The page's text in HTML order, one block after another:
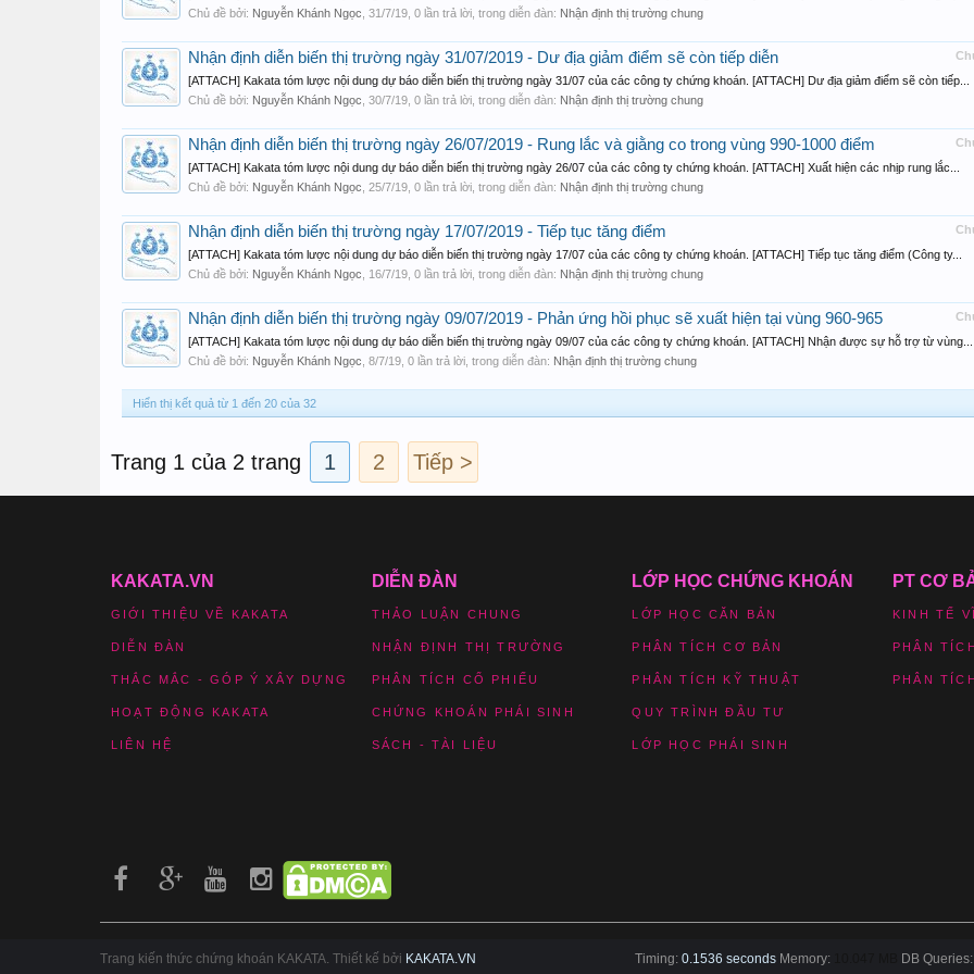
Chủ đề bởi: Nguyễn Khánh Ngọc 31/7/19 , 0 lần trả lời, trong diễn đàn: Nhận định thị trường chung
Nhận định diễn biến thị trường ngày 31/07/2019 - Dư địa giảm điểm sẽ còn tiếp diễn
[ATTACH] Kakata tóm lược nội dung dự báo diễn biến thị trường ngày 31/07 của các công ty chứng khoán. [ATTACH] Dư địa giảm điểm sẽ còn tiếp...
Chủ đề bởi: Nguyễn Khánh Ngọc 30/7/19 , 0 lần trả lời, trong diễn đàn: Nhận định thị trường chung
Nhận định diễn biến thị trường ngày 26/07/2019 - Rung lắc và giằng co trong vùng 990-1000 điểm
[ATTACH] Kakata tóm lược nội dung dự báo diễn biến thị trường ngày 26/07 của các công ty chứng khoán. [ATTACH] Xuất hiện các nhịp rung lắc...
Chủ đề bởi: Nguyễn Khánh Ngọc 25/7/19 , 0 lần trả lời, trong diễn đàn: Nhận định thị trường chung
Nhận định diễn biến thị trường ngày 17/07/2019 - Tiếp tục tăng điểm
[ATTACH] Kakata tóm lược nội dung dự báo diễn biến thị trường ngày 17/07 của các công ty chứng khoán. [ATTACH] Tiếp tục tăng điểm (Công ty...
Chủ đề bởi: Nguyễn Khánh Ngọc 16/7/19 , 0 lần trả lời, trong diễn đàn: Nhận định thị trường chung
Nhận định diễn biến thị trường ngày 09/07/2019 - Phản ứng hồi phục sẽ xuất hiện tại vùng 960-965
[ATTACH] Kakata tóm lược nội dung dự báo diễn biến thị trường ngày 09/07 của các công ty chứng khoán. [ATTACH] Nhận được sự hỗ trợ từ vùng...
Chủ đề bởi: Nguyễn Khánh Ngọc 8/7/19 , 0 lần trả lời, trong diễn đàn: Nhận định thị trường chung
Hiển thị kết quả từ 1 đến 20 của 32
Trang 1 của 2 trang 1 2 Tiếp >
KAKATA.VN
GIỚI THIỆU VỀ KAKATA
DIỄN ĐÀN
THẮC MẮC - GÓP Ý XÂY DỰNG
HOẠT ĐỘNG KAKATA
LIÊN HỆ
DIỄN ĐÀN
THẢO LUẬN CHUNG
NHẬN ĐỊNH THỊ TRƯỜNG
PHÂN TÍCH CỔ PHIẾU
CHỨNG KHOÁN PHÁI SINH
SÁCH - TÀI LIỆU
LỚP HỌC CHỨNG KHOÁN
LỚP HỌC CĂN BẢN
PHÂN TÍCH CƠ BẢN
PHÂN TÍCH KỸ THUẬT
QUY TRÌNH ĐẦU TƯ
LỚP HỌC PHÁI SINH
PT CƠ
KINH TẾ
PHÂN
PHÂN
Trang kiến thức chứng khoán KAKATA. Thiết kế bởi KAKATA.VN Timing: 0.1536 seconds Memory: DB Queries: